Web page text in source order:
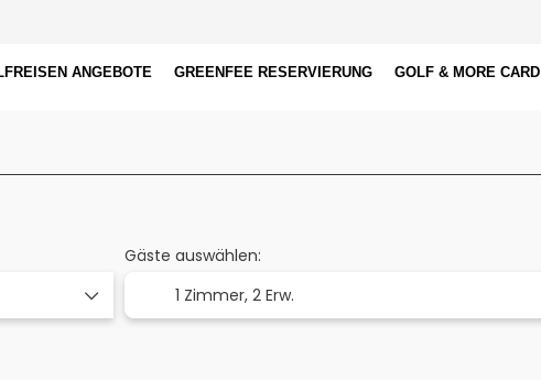
ANGEBOTE GREENFEE RESERVIERUNG GOLF & MORE CARD
Gäste auswählen:
1 Zimmer, 2 Erw.